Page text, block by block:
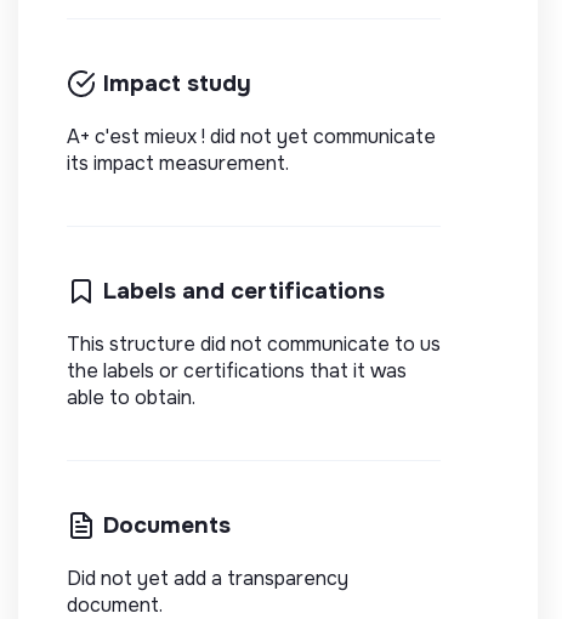
Impact study
A+ c'est mieux ! did not yet communicate
its impact measurement.
Labels and certifications
This structure did not communicate to us
the labels or certifications that it was
able to obtain.
Documents
Did not yet add a transparency
document.